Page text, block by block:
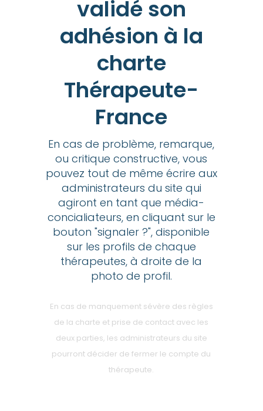
validé son
adhésion à la
charte
Thérapeute-
France
En cas de problème, remarque,
ou critique constructive, vous
pouvez tout de même écrire aux
administrateurs du site qui
agiront en tant que média-
concialiateurs, en cliquant sur le
bouton "signaler ?", disponible
sur les profils de chaque
thérapeutes, à droite de la
photo de profil.
En cas de manquement sévère des règles
de la charte et prise de contact avec les
deux parties, les administrateurs du site
pourront décider de fermer le compte du
thérapeute.